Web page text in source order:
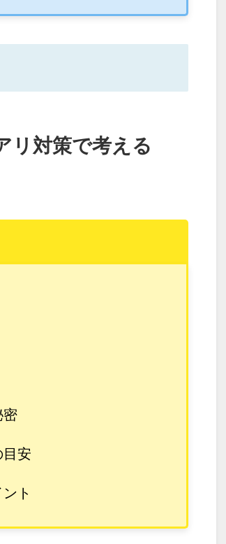
リ対策で考える
密
目安
ト